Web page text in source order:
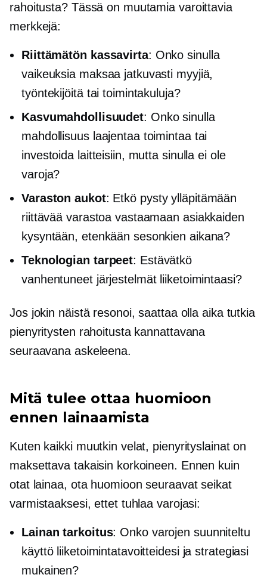
rahoitusta? Tässä on muutamia varoittavia
merkkejä:
Riittämätön kassavirta: Onko sinulla
vaikeuksia maksaa jatkuvasti myyjiä,
työntekijöitä tai toimintakuluja?
Kasvumahdollisuudet: Onko sinulla
mahdollisuus laajentaa toimintaa tai
investoida laitteisiin, mutta sinulla ei ole
varoja?
Varaston aukot: Etkö pysty ylläpitämään
riittävää varastoa vastaamaan asiakkaiden
kysyntään, etenkään sesonkien aikana?
Teknologian tarpeet: Estävätkö
vanhentuneet järjestelmät liiketoimintaasi?
Jos jokin näistä resonoi, saattaa olla aika tutkia
pienyritysten rahoitusta kannattavana
seuraavana askeleena.
Mitä tulee ottaa huomioon
ennen lainaamista
Kuten kaikki muutkin velat, pienyrityslainat on
maksettava takaisin korkoineen. Ennen kuin
otat lainaa, ota huomioon seuraavat seikat
varmistaaksesi, ettet tuhlaa varojasi:
Lainan tarkoitus: Onko varojen suunniteltu
käyttö liiketoimintatavoitteidesi ja strategiasi
mukainen?